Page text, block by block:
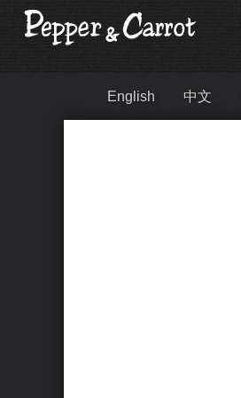
English 中文